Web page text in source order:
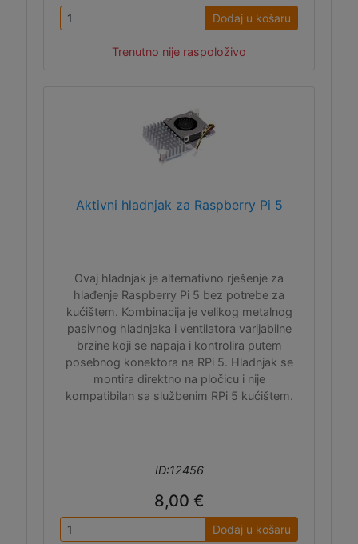
Dodaj u košaru
Trenutno nije raspoloživo
Aktivni hladnjak za Raspberry Pi 5
Ovaj hladnjak je alternativno rješenje za
hlađenje Raspberry Pi 5 bez potrebe za
kućištem. Kombinacija je velikog metalnog
pasivnog hladnjaka i ventilatora varijabilne
brzine koji se napaja i kontrolira putem
posebnog konektora na RPi 5. Hladnjak se
montira direktno na pločicu i nije
kompatibilan sa službenim RPi 5 kućištem.
ID:12456
8,00 €
Dodaj u košaru